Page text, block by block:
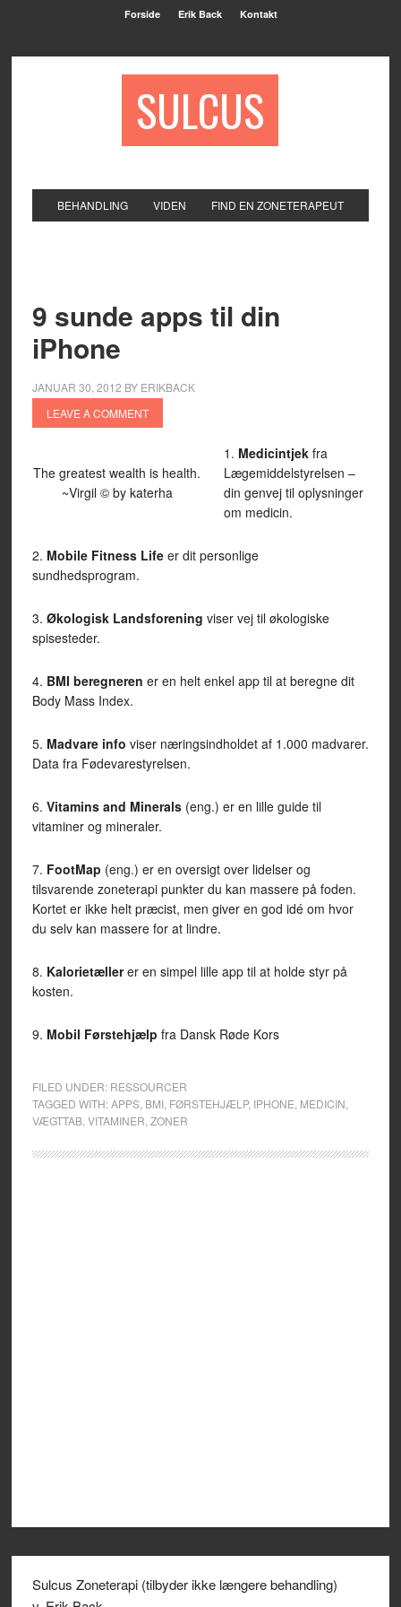
Forside Erik Back Kontakt
SULCUS
BEHANDLING VIDEN FIND EN ZONETERAPEUT
9 sunde apps til din
iPhone
JANUAR 30, 2012 BY ERIKBACK
LEAVE A COMMENT
The greatest wealth is health.
~Virgil © by katerha
1. Medicintjekfra
Lægemiddelstyrelsen –
din genvej til oplysninger
om medicin.
2. Mobile Fitness Lifeer dit personlige
sundhedsprogram.
3. Økologisk Landsforening viser vej til økologiske
spisesteder.
4. BMI beregneren er en helt enkel app til at beregne dit
Body Mass Index.
5. Madvare info viser næringsindholdet af 1.000 madvarer.
Data fra Fødevarestyrelsen.
6. Vitamins and Minerals(eng.) er en lille guide til
vitaminer og mineraler.
7. FootMap (eng.) er en oversigt over lidelser og
tilsvarende zoneterapi punkter du kan massere på foden.
Kortet er ikke helt præcist, men giver en god idé om hvor
du selv kan massere for at lindre.
8. Kalorietællerer en simpel lille app til at holde styr på
kosten.
9. Mobil Førstehjælp fra Dansk Røde Kors
FILED UNDER: RESSOURCER
TAGGED WITH:APPS, BMI, FØRSTEHJÆLP, IPHONE MEDICIN
VÆGTTAB, VITAMINER ZONER
Sulcus Zoneterapi (tilbyder ikke længere behandling)